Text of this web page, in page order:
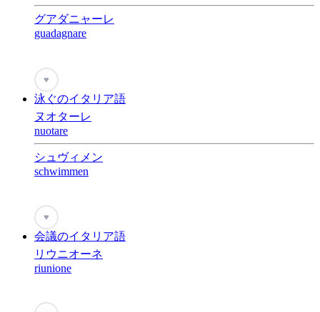
グアダニャーレ
guadagnare
♥
泳ぐのイタリア語
ヌオターレ
nuotare
シュヴィメン
schwimmen
♥
会議のイタリア語
リウニオーネ
riunione